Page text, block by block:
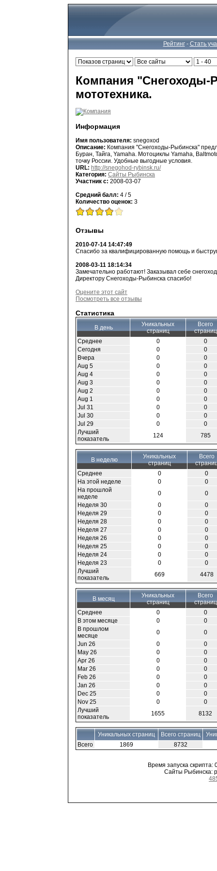
Рейтинг- Стать
Компания "Снегоходы-
мототехника.
Информация
Имя пользователя: snegoxod
Описание: Компания "Снегоходы-Рыбинска"
Буран, Тайга, Yamaha. Мотоциклы Yamaha,
точку России. Удобные выгодные условия.
URL: http://snegohod-rybinsk.ru/
Категория: Сайты Рыбинска
Участник с: 2008-03-07
Средний балл: 4 / 5
Количество оценок: 3
Отзывы
2010-07-14 14:47:49
Спасибо за квалифицированную помощь и
2008-03-11 18:14:34
Замечательно работают! Заказывал себе
Директору Снегоходы-Рыбинска спасибо!
Оцените этот сайт
Посмотреть все отзывы
Статистика
В день
Уникальных
страниц
Всего
страниц
Среднее
0
0
Сегодня
0
0
Вчера
0
0
Aug 5
0
0
Aug 4
0
0
Aug 3
0
0
Aug 2
0
0
Aug 1
0
0
Jul 31
0
0
Jul 30
0
0
Jul 29
0
0
Лучший
показатель
124 785
В неделю
Уникальных
страниц
Всего
Среднее
0
0
На этой неделе
0
0
На прошлой
неделе
0
0
Неделя 30
0
0
Неделя 29
0
0
Неделя 28
0
0
Неделя 27
0
0
Неделя 26
0
0
Неделя 25
0
0
Неделя 24
0
0
Неделя 23
0
0
Лучший
показатель
669 4478
В месяц
Уникальных
страниц
Всего
страниц
Среднее
0
0
В этом месяце
0
0
В прошлом
месяце
0
0
Jun 26
0
0
May 26
0
0
Apr 26
0
0
Mar 26
0
0
Feb 26
0
0
Jan 26
0
0
Dec 25
0
0
Nov 25
0
0
Лучший
показатель
1655 8132
Уникальных страниц Всего страниц
Всего
1869 8732
Время запуска скрипта:
Сайты Рыбинска: